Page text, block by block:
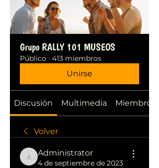
Grupo RALLY 101 MUSEOS
Público · 413 miembros
Unirse
Discusión Multimedia Miembros
Volver
Administrator
Administrator
4 de septiembre de 2023